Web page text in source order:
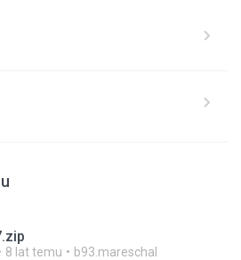
8 lat temu b93.mareschal